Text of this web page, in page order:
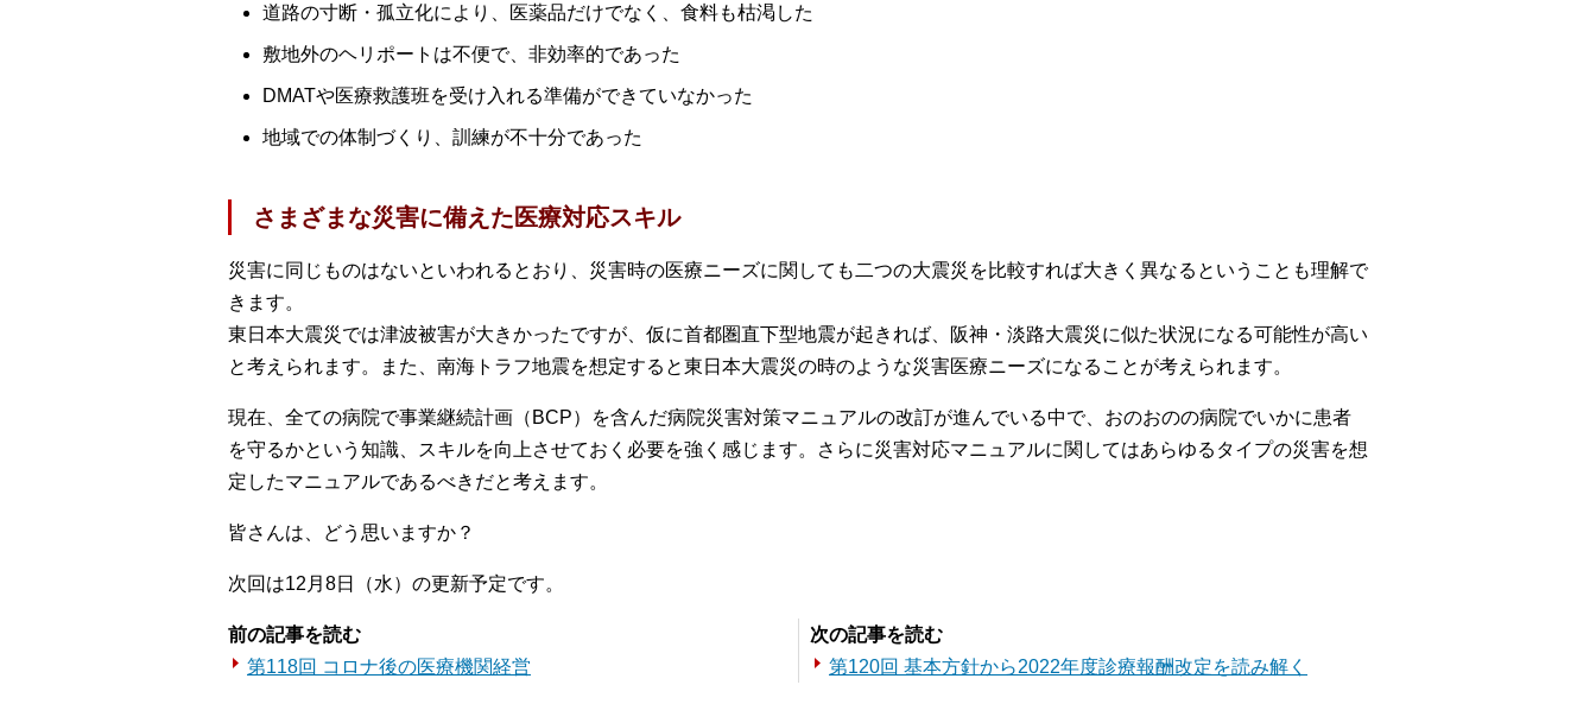
道路の寸断・孤立化により、医薬品だけでなく、食料も枯渇した
敷地外のヘリポートは不便で、非効率的であった
DMATや医療救護班を受け入れる準備ができていなかった
地域での体制づくり、訓練が不十分であった
さまざまな災害に備えた医療対応スキル
災害に同じものはないといわれるとおり、災害時の医療ニーズに関しても二つの大震災を比較すれば大きく異なるということも理解で
きます。
東日本大震災では津波被害が大きかったですが、仮に首都圏直下型地震が起きれば、阪神・淡路大震災に似た状況になる可能性が高い
と考えられます。また、南海トラフ地震を想定すると東日本大震災の時のような災害医療ニーズになることが考えられます。
現在、全ての病院で事業継続計画（BCP）を含んだ病院災害対策マニュアルの改訂が進んでいる中で、おのおのの病院でいかに患者
を守るかという知識、スキルを向上させておく必要を強く感じます。さらに災害対応マニュアルに関してはあらゆるタイプの災害を想
定したマニュアルであるべきだと考えます。
皆さんは、どう思いますか？
次回は12月8日（水）の更新予定です。
前の記事を読む
第118回 コロナ後の医療機関経営
次の記事を読む
第120回 基本方針から2022年度診療報酬改定を読み解く